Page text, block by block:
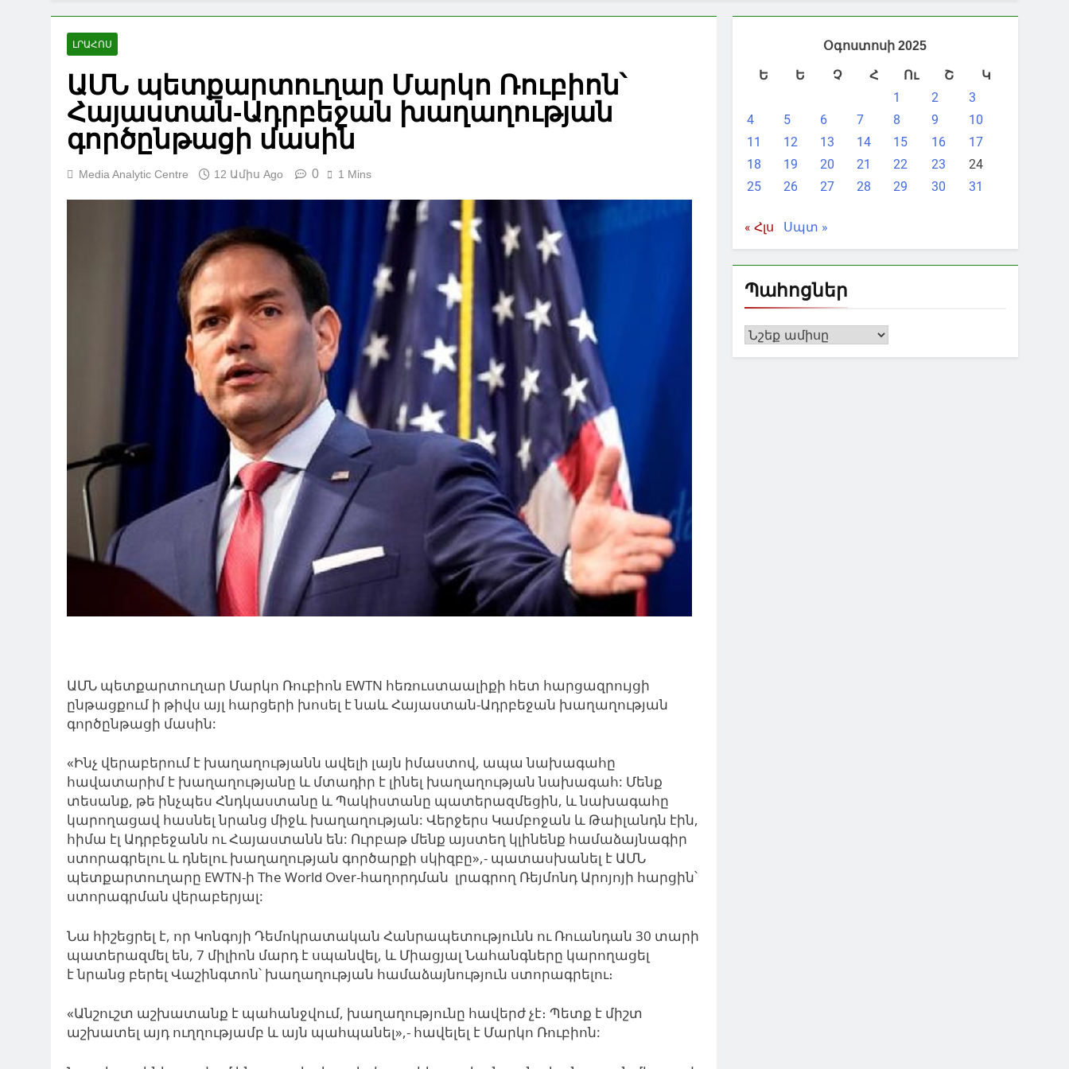
ԼՐԱՀՈՍ
ԱՄՆ պետքարտուղար Մարկո Ռուբիոն՝
Հայաստան-Ադրբեջան խաղաղության
գործընթացի մասին
Media Analytic Centre 12 Ամիս Ago 0 1 Mins
ԱՄՆ պետքարտուղար Մարկո Ռուբիոն EWTN հեռուստաալիքի հետ հարցազրույցի
ընթացքում ի թիվս այլ հարցերի խոսել է նաև Հայաստան-Ադրբեջան խաղաղության
գործընթացի մասին:
«Ինչ վերաբերում է խաղաղությանն ավելի լայն իմաստով, ապա նախագահը
հավատարիմ է խաղաղությանը և մտադիր է լինել խաղաղության նախագահ: Մենք
տեսանք, թե ինչպես Հնդկաստանը և Պակիստանը պատերազմեցին, և նախագահը
կարողացավ հասնել նրանց միջև խաղաղության: Վերջերս Կամբոջան և Թաիլանդն էին,
հիմա էլ Ադրբեջանն ու Հայաստանն են: Ուրբաթ մենք այստեղ կլինենք համաձայնագիր
ստորագրելու և դնելու խաղաղության գործարքի սկիզբը»,- պատասխանել է ԱՄՆ
պետքարտուղարը EWTN-ի The World Over-հաղորդման լրագրող Ռեյմոնդ Արոյոյի հարցին՝
ստորագրման վերաբերյալ:
Նա հիշեցրել է, որ Կոնգոյի Դեմոկրատական Հանրապետությունն ու Ռուանդան 30 տարի
պատերազմել են, 7 միլիոն մարդ է սպանվել, և Միացյալ Նահանգները կարողացել
էնրանց բերել Վաշինգտոն՝ խաղաղության համաձայնություն ստորագրելու։
«Անշուշտ աշխատանք է պահանջվում, խաղաղությունը հավերժ չէ։ Պետք է միշտ
աշխատել այդ ուղղությամբ և այն պահպանել»,- հավելել է Մարկո Ռուբիոն:
Օգոստոսի 2025
Ե Ե Չ Հ Ու Շ Կ
1 2
3
4
5 6 7 8 9
10
11
12 13 14 15 16
17
18
19 20 21 22 23
24
25
26 27 28 29 30 31
« Հլս Սպտ »
Պահոցներ
Պահոցներ